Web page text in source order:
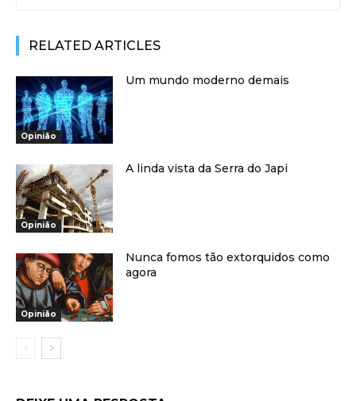
RELATED ARTICLES
Opinião
Um mundo moderno demais
Opinião
A linda vista da Serra do Japi
Opinião
Nunca fomos tão extorquidos como
agora